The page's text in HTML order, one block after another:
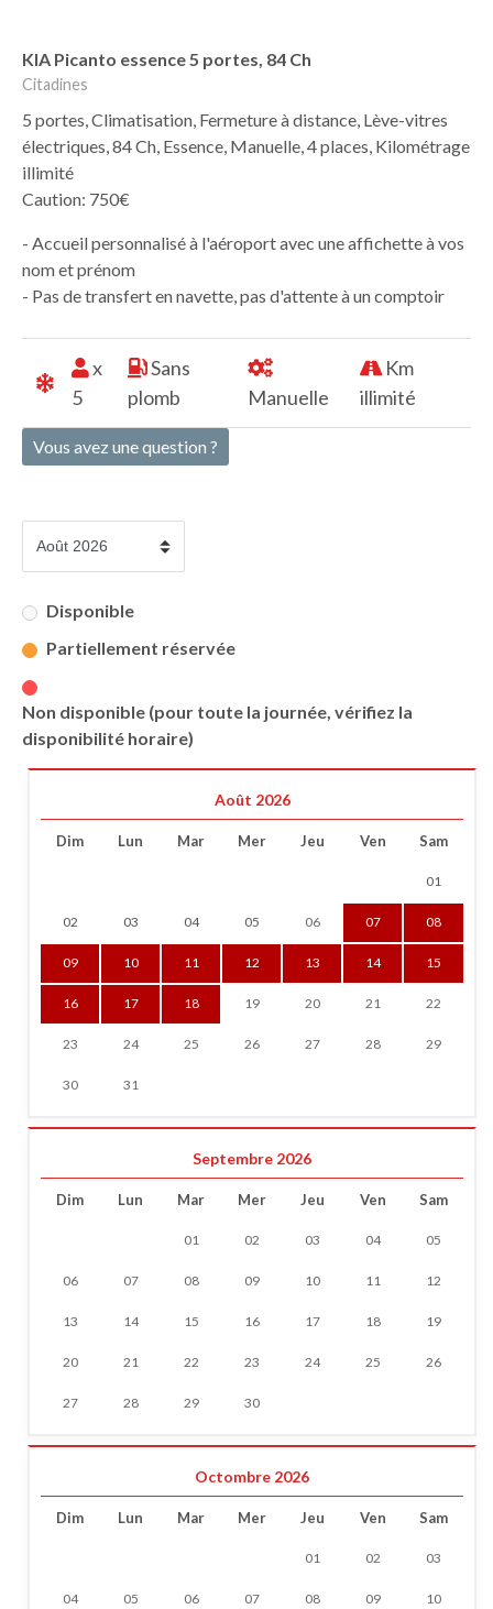
KIA Picanto essence 5 portes, 84 Ch
Citadines
5 portes, Climatisation, Fermeture à distance, Lève-vitres
électriques, 84 Ch, Essence, Manuelle, 4 places, Kilométrage
illimité
Caution: 750€
- Accueil personnalisé à l'aéroport avec une affichette à vos
nom et prénom
- Pas de transfert en navette, pas d'attente à un comptoir
x
5
Sans
plomb
Manuelle
Km
illimité
Vous avez une question ?
Disponible
Partiellement réservée
Non disponible (pour toute la journée, vérifiez la
disponibilité horaire)
Août 2026
Dim Lun Mar Mer Jeu Ven Sam
01
02 03 04 05 06 07 08
09 10 11 12 13 14 15
16 17 18 19 20 21 22
23 24 25 26 27 28 29
30 31
Septembre 2026
Dim Lun Mar Mer Jeu Ven Sam
01 02 03 04 05
06 07 08 09 10 11 12
13 14 15 16 17 18 19
20 21 22 23 24 25 26
27 28 29 30
Octombre 2026
Dim Lun Mar Mer Jeu Ven Sam
01 02 03
04 05 06 07 08 09 10